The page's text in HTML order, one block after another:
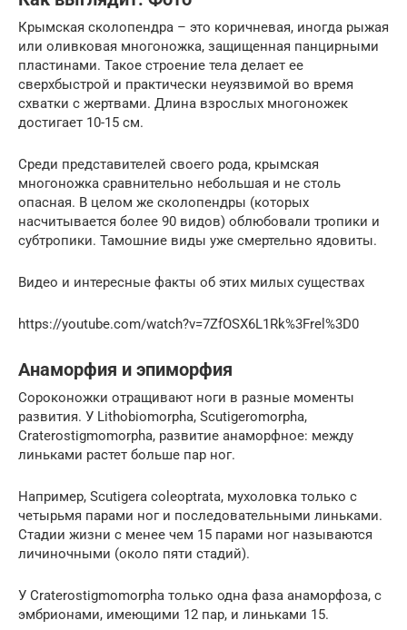
Крымская сколопендра – это коричневая, иногда рыжая
или оливковая многоножка, защищенная панцирными
пластинами. Такое строение тела делает ее
сверхбыстрой и практически неуязвимой во время
схватки с жертвами. Длина взрослых многоножек
достигает 10-15 см.
Среди представителей своего рода, крымская
многоножка сравнительно небольшая и не столь
опасная. В целом же сколопендры (которых
насчитывается более 90 видов) облюбовали тропики и
субтропики. Тамошние виды уже смертельно ядовиты.
Видео и интересные факты об этих милых существах
https://youtube.com/watch?v=7ZfOSX6L1Rk%3Frel%3D0
Анаморфия и эпиморфия
Сороконожки отращивают ноги в разные моменты
развития. У Lithobiomorpha, Scutigeromorpha,
Craterostigmomorpha, развитие анаморфное: между
линьками растет больше пар ног.
Например, Scutigera coleoptrata, мухоловка только с
четырьмя парами ног и последовательными линьками.
Стадии жизни с менее чем 15 парами ног называются
личиночными (около пяти стадий).
У Craterostigmomorpha только одна фаза анаморфоза, с
эмбрионами, имеющими 12 пар, и линьками 15.